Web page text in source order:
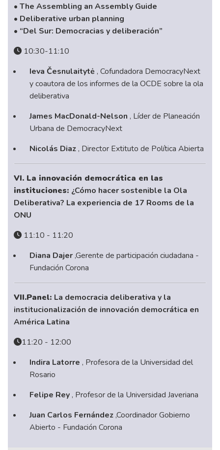
• The Assembling an Assembly Guide
• Deliberative urban planning
• “Del Sur: Democracias y deliberación”
10:30-11:10
Ieva Česnulaitytė , Cofundadora DemocracyNext
y coautora de los informes de la OCDE sobre la ola
deliberativa
James MacDonald-Nelson , Líder de Planeación
Urbana de DemocracyNext
Nicolás Diaz , Director Extituto de Política Abierta
VI. La innovación democrática en las
instituciones: ¿Cómo hacer sostenible la Ola
Deliberativa? La experiencia de 17 Rooms de la
ONU
11:10 - 11:20
Diana Dajer ,Gerente de participación ciudadana -
Fundación Corona
VII.Panel: La democracia deliberativa y la
institucionalización de innovación democrática en
América Latina
11:20 - 12:00
Indira Latorre , Profesora de la Universidad del
Rosario
Felipe Rey , Profesor de la Universidad Javeriana
Juan Carlos Fernández ,Coordinador Gobierno
Abierto - Fundación Corona